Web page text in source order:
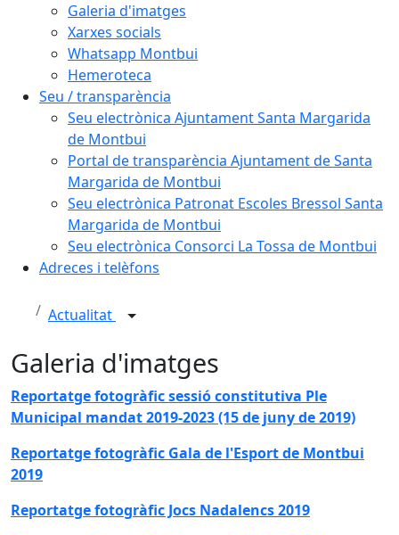
Galeria d'imatges
Xarxes socials
Whatsapp Montbui
Hemeroteca
Seu / transparència
Seu electrònica Ajuntament Santa Margarida
de Montbui
Portal de transparència Ajuntament de Santa
Margarida de Montbui
Seu electrònica Patronat Escoles Bressol Santa
Margarida de Montbui
Seu electrònica Consorci La Tossa de Montbui
Adreces i telèfons
Actualitat
Galeria d'imatges
Reportatge fotogràfic sessió constitutiva Ple
Municipal mandat 2019-2023 (15 de juny de 2019)
Reportatge fotogràfic Gala de l'Esport de Montbui
2019
Reportatge fotogràfic Jocs Nadalencs 2019